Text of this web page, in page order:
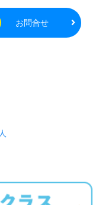
お問合せ